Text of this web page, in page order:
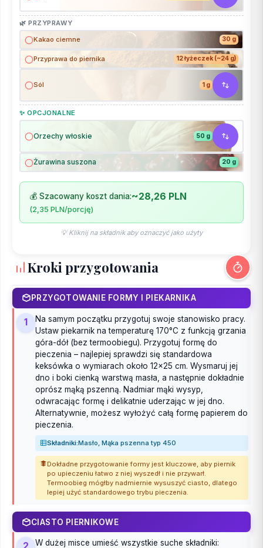
🌿 PRZYPRAWY
Kakao ciemne
30 g
Przyprawa do piernika 12 łyżeczek (~24 g)
Sól 1 g
✨ OPCJONALNE
Orzechy włoskie 50 g
Żurawina suszona 20 g
💰 Szacowany koszt dania:~28,26 PLN
(2,35 PLN/porcję)
💡 Kliknij na składnik aby oznaczyć jako użyty
Kroki przygotowania
PRZYGOTOWANIE FORMY I PIEKARNIKA
1
Na samym początku przygotuj swoje stanowisko pracy.
Ustaw piekarnik na temperaturę 170°C z funkcją grzania
góra-dół (bez termoobiegu). Przygotuj formę do
pieczenia – najlepiej sprawdzi się standardowa
keksówka o wymiarach około 12x25 cm. Wysmaruj jej
dno i boki cienką warstwą masła, a następnie dokładnie
oprósz mąką pszenną. Nadmiar mąki wysyp,
odwracając formę i delikatnie uderzając w jej dno.
Alternatywnie, możesz wyłożyć całą formę papierem do
pieczenia.
Składniki:Masło, Mąka pszenna typ 450
Dokładne przygotowanie formy jest kluczowe, aby piernik
po upieczeniu łatwo z niej wyszedł i nie przywarł.
Termoobieg mógłby nadmiernie wysuszyć ciasto, dlatego
lepiej użyć standardowego trybu pieczenia.
CIASTO PIERNIKOWE
W dużej misce umieść wszystkie suche składniki: